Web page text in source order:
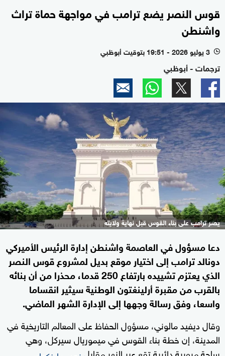
قوس النصر يضع ترامب في مواجهة حماة تراث
واشنطن
l 3 يوليو 2026 - 19:51 بتوقيت أبوظبي
ترجمات - أبوظبي
يصر ترامب على بناء القوس قبل نهاية ولايته
دعا مسؤول في العاصمة واشنطن إدارة الرئيس الأميركي
دونالد ترامب إلى اختيار موقع بديل لمشروع قوس النصر
الذي يعتزم تشييده بارتفاع 250 قدما، محذرا من أن بنائه
بالقرب من مقبرة أرلينغتون الوطنية سيثير انقساما
واسعا، وفق رسالة وجهها إلى الإدارة الشهر الماضي.
وقال ديفيد مالوني، مسؤول الحفاظ على المعالم التاريخية في
المدينة، إن خطة بناء القوس في ميموريال سيركل، وهي
ساحة مرورية دائرية تقع عبر النهر مقابل